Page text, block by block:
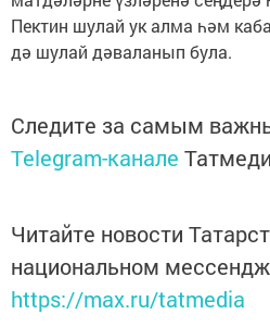
Пектин шулай ук алма һәм
дә шулай дәваланып була.
Следите за самым
Telegram-канале
Читайте новости
национальном
https://max.ru/tatmedia